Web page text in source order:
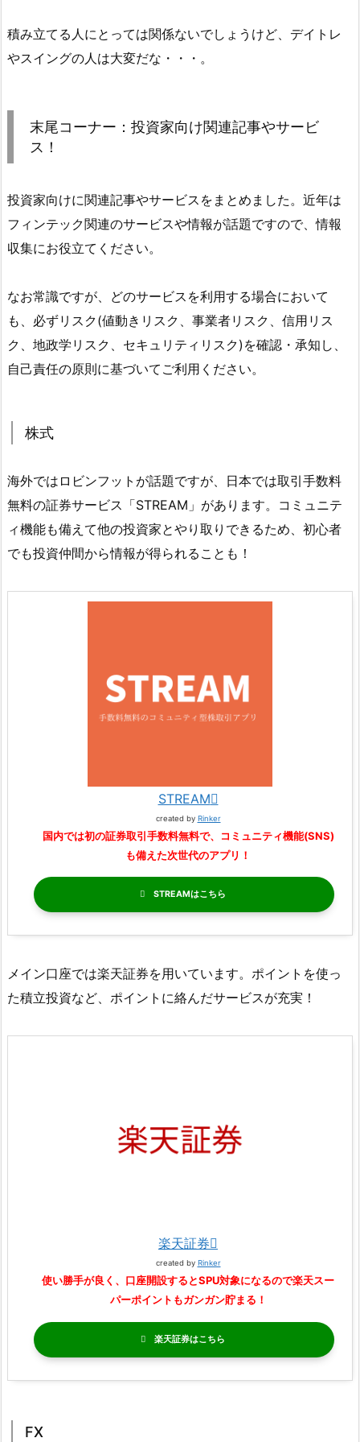
積み立てる人にとっては関係ないでしょうけど、デイトレ
やスイングの人は大変だな・・・。
末尾コーナー：投資家向け関連記事やサービ
ス！
投資家向けに関連記事やサービスをまとめました。近年は
フィンテック関連のサービスや情報が話題ですので、情報
収集にお役立てください。
なお常識ですが、どのサービスを利用する場合において
も、必ずリスク(値動きリスク、事業者リスク、信用リス
ク、地政学リスク、セキュリティリスク)を確認・承知し、
自己責任の原則に基づいてご利用ください。
株式
海外ではロビンフットが話題ですが、日本では取引手数料
無料の証券サービス「STREAM」があります。コミュニテ
ィ機能も備えて他の投資家とやり取りできるため、初心者
でも投資仲間から情報が得られることも！
STREAM
created by Rinker
国内では初の証券取引手数料無料で、コミュニティ機能(SNS)
も備えた次世代のアプリ！
STREAM
メイン口座では楽天証券を用いています。ポイントを使っ
た積立投資など、ポイントに絡んだサービスが充実！
楽天証券
created by Rinker
使い勝手が良く、口座開設するとSPU対象になるので楽天スー
パーポイントもガンガン貯まる！
楽天証券
FX